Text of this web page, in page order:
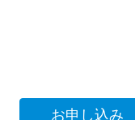
お申し込み